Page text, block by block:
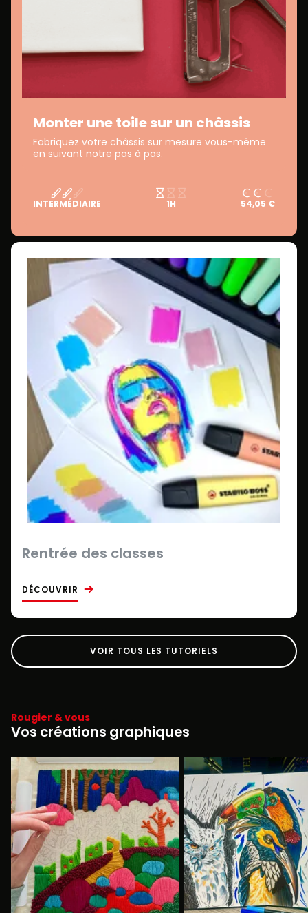
Monter une toile sur un châssis
Fabriquez votre châssis sur mesure vous-même
en suivant notre pas à pas.
INTERMÉDIAIRE 1H 54,05 €
Rentrée des classes
DÉCOUVRIR
VOIR TOUS LES TUTORIELS
Rougier & vous
Vos créations graphiques